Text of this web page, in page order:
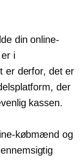
din online-
i
er derfor, det er
der
kassen.
købmænd og